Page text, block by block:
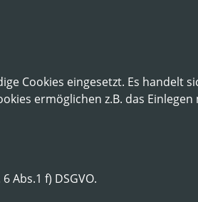
Cookies eingesetzt. Es
ermöglichen z.B. das
Abs.1 f) DSGVO.